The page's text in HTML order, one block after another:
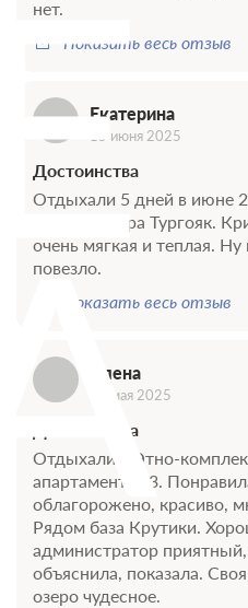
нет.
Показать весь отзыв
Екатерина
15 июня 2025
Достоинства
Отдыхали 5 дней в июне
красота озера Тургояк.
очень мягкая и теплая.
повезло.
Показать весь отзыв
Алена
03 мая 2025
Достоинства
Отдыхали в Этно-
апартаментах 3.
облагорожено, красиво,
Рядом база Крутики.
администратор
объяснила, показала.
озеро чудесное.